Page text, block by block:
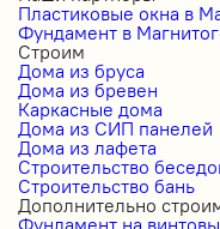
Пластиковые окна в
Фундамент в
Строим
Дома из бруса
Дома из бревен
Каркасные дома
Дома из СИП панелей
Дома из лафета
Строительство
Строительство бань
Дополнительно
Фундамент на